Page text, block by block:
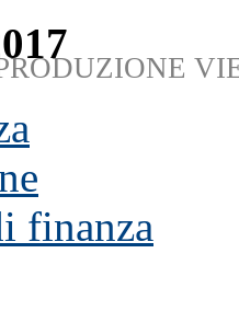
finanza